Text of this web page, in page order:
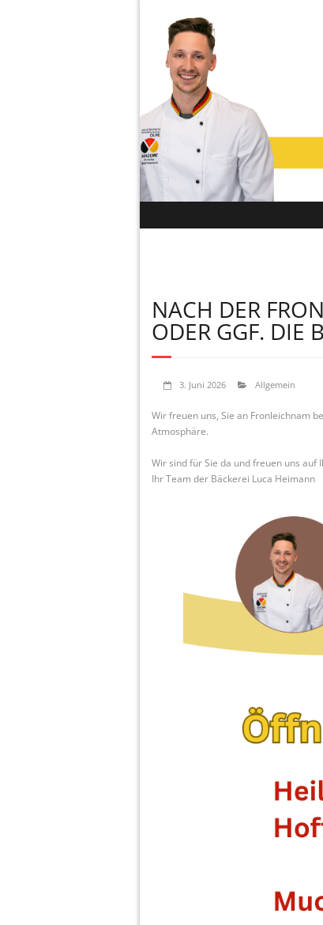
NACH DER
ODER GGF. DIE
3. Juni 2026 Allgemein
Wir freuen uns, Sie an Fronleichnam
Atmosphäre.
Wir sind für Sie da und freuen uns auf
Ihr Team der Bäckerei Luca Heimann